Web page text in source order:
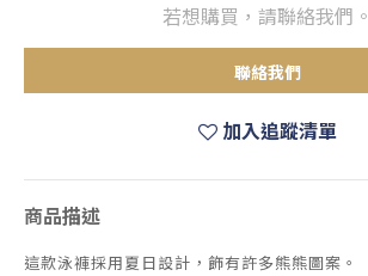
若想購買，請聯絡我們。
聯絡我們
加入追蹤清單
商品描述
這款泳褲採用夏日設計，飾有許多熊熊圖案。